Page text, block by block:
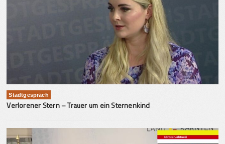
Stadtgespräch
Verlorener Stern – Trauer um ein Sternenkind